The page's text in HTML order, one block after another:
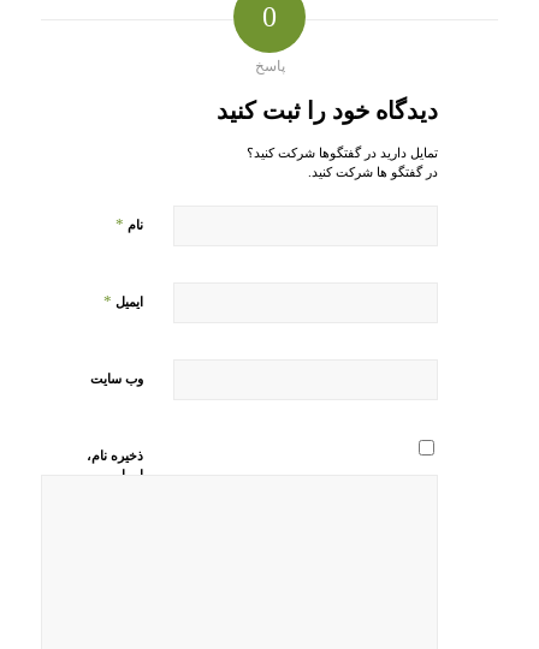
0
پاسخ
دیدگاه خود را ثبت کنید
تمایل دارید در گفتگوها شرکت کنید؟
در گفتگو ها شرکت کنید.
نام *
ایمیل *
وب‌ سایت
ذخیره نام،
ایمیل و